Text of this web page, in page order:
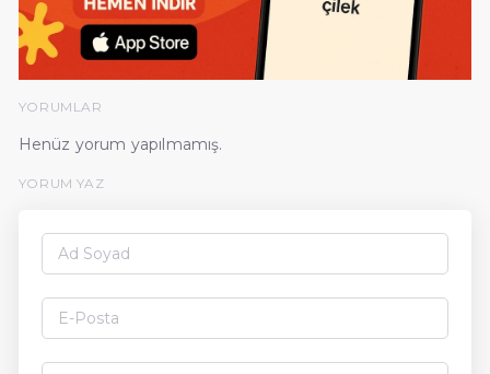
YORUMLAR
Henüz yorum yapılmamış.
YORUM YAZ